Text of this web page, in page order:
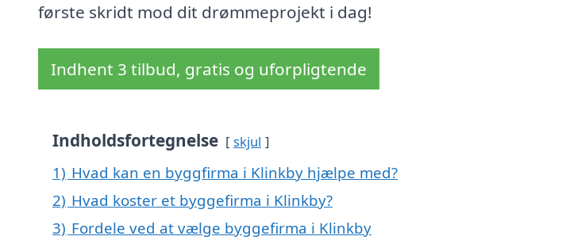
første skridt mod dit drømmeprojekt i dag!
Indhent 3 tilbud, gratis og uforpligtende
Indholdsfortegnelse skjul
1) Hvad kan en byggfirma i Klinkby hjælpe med?
2) Hvad koster et byggefirma i Klinkby?
3) Fordele ved at vælge byggefirma i Klinkby